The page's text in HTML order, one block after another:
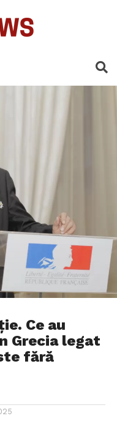
Ce au
Grecia legat
fără